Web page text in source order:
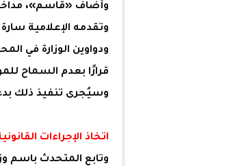
وتقدمه الإعلامية
ودواوين الوزارة في
قرارًا بعدم السماح
وسيُجرى تنفيذ ذلك بدءا من
اتخاذ الإجراءات
وتابع المتحدث باسم